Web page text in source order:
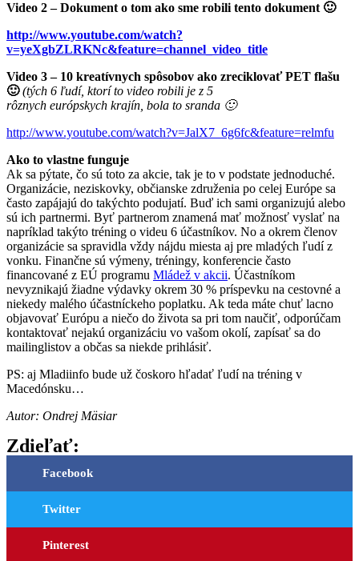
Video 2 – Dokument o tom ako sme robili tento dokument 🙂
http://www.youtube.com/watch?
v=yeXgbZLRKNc&feature=channel_video_title
Video 3 – 10 kreatívnych spôsobov ako zreciklovať PET flašu
🙂(tých 6 ľudí, ktorí to video robili je z 5
rôznych európskych krajín, bola to sranda 🙂
http://www.youtube.com/watch?v=JalX7_6g6fc&feature=relmfu
Ako to vlastne funguje
Ak sa pýtate, čo sú toto za akcie, tak je to v podstate jednoduché.
Organizácie, neziskovky, občianske združenia po celej Európe sa
často zapájajú do takýchto podujatí. Buď ich sami organizujú alebo
sú ich partnermi. Byť partnerom znamená mať možnosť vyslať na
napríklad takýto tréning o videu 6 účastníkov. No a okrem členov
organizácie sa spravidla vždy nájdu miesta aj pre mladých ľudí z
vonku. Finančne sú výmeny, tréningy, konferencie často
financované z EÚ programu Mládež v akcii. Účastníkom
nevyznikajú žiadne výdavky okrem 30 % príspevku na cestovné a
niekedy malého účastníckeho poplatku. Ak teda máte chuť lacno
objavovať Európu a niečo do života sa pri tom naučiť, odporúčam
kontaktovať nejakú organizáciu vo vašom okolí, zapísať sa do
mailinglistov a občas sa niekde prihlásiť.
PS: aj Mladiinfo bude už čoskoro hľadať ľudí na tréning v
Macedónsku…
Autor: Ondrej Mäsiar
Zdieľať:
Facebook
Twitter
Pinterest